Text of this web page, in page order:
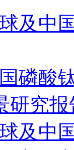
及中
磷酸
研究报
及中